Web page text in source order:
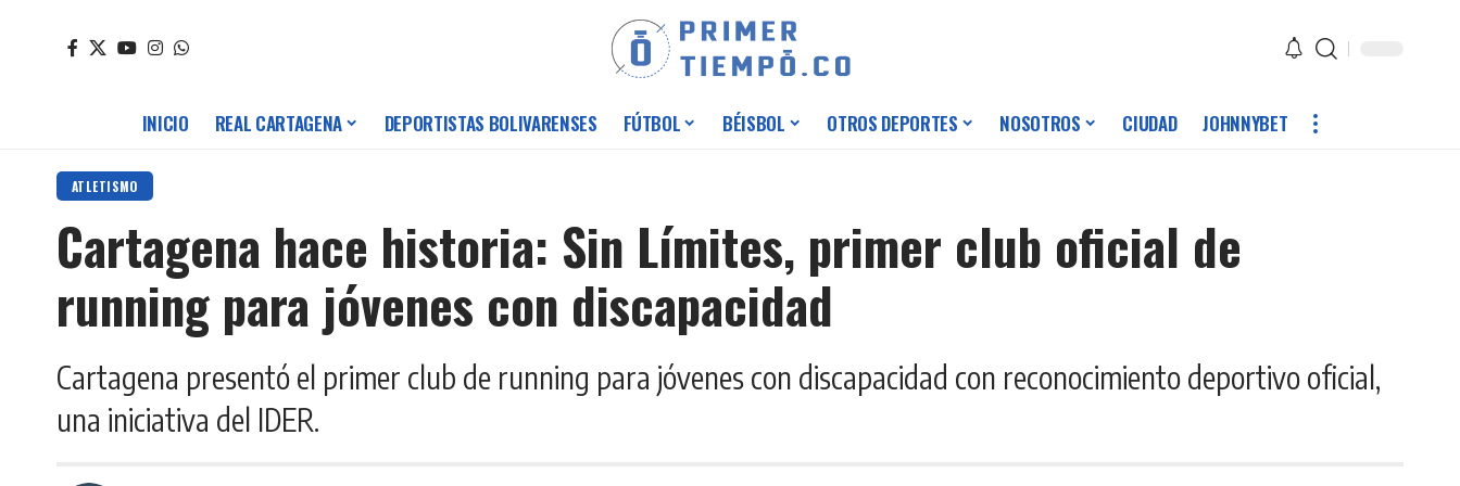
INICIO REAL CARTAGENA DEPORTISTAS BOLIVARENSES FÚTBOL BÉISBOL OTROS DEPORTES NOSOTROS CIUDAD JOHNNYBET
ATLETISMO
Cartagena hace historia: Sin Límites, primer club oficial de
running para jóvenes con discapacidad
Cartagena presentó el primer club de running para jóvenes con discapacidad con reconocimiento deportivo oficial,
una iniciativa del IDER.